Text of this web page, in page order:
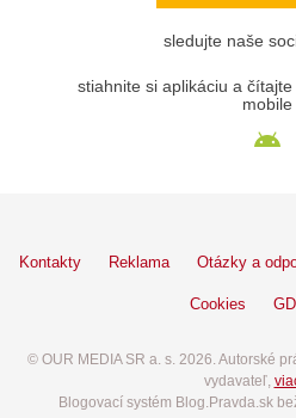
sledujte naše
stiahnite si aplikáciu a
mobile
Kontakty Reklama Otázky a
Cookies
© OUR MEDIA SR a. s. 2026. Autorské
vydavateľ,
Blogovací systém Blog.Pravda.sk